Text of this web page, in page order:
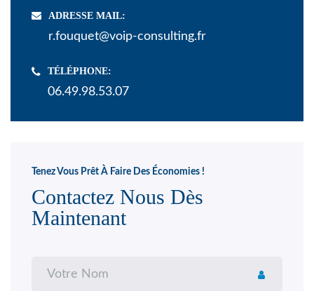
ADRESSE MAIL:
r.fouquet@voip-consulting.fr
TÉLÉPHONE:
06.49.98.53.07
Tenez Vous Prêt À Faire Des Économies !
Contactez Nous Dès
Maintenant